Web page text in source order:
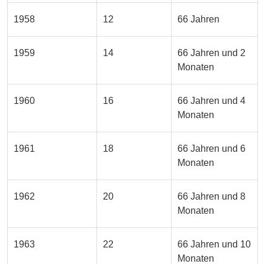
1958 12 66 Jahren
1959 14
66 Jahren und 2
Monaten
1960 16
66 Jahren und 4
Monaten
1961 18
66 Jahren und 6
Monaten
1962 20
66 Jahren und 8
Monaten
1963 22
66 Jahren und 10
Monaten